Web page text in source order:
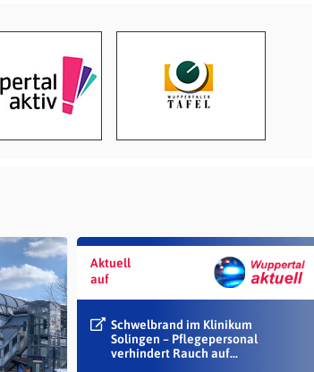
Aktuell
auf
Schwelbrand im Klinikum
Solingen – Pflegepersonal
verhindert Rauch auf...